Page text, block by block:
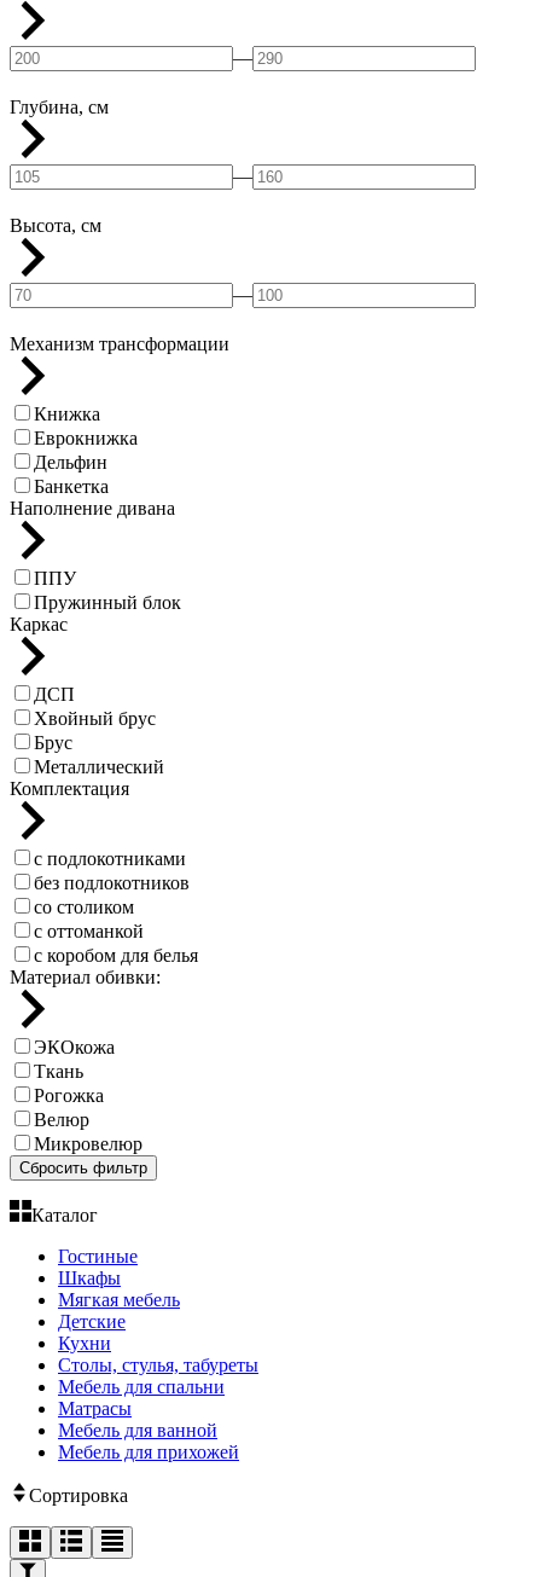
—
Глубина, см
—
Высота, см
—
Механизм трансформации
Книжка
Еврокнижка
Дельфин
Банкетка
Наполнение дивана
ППУ
Пружинный блок
Каркас
ДСП
Хвойный брус
Брус
Металлический
Комплектация
с подлокотниками
без подлокотников
со столиком
с оттоманкой
с коробом для белья
Материал обивки:
ЭКОкожа
Ткань
Рогожка
Велюр
Микровелюр
Сбросить фильтр
Каталог
Гостиные
Шкафы
Мягкая мебель
Детские
Кухни
Столы, стулья, табуреты
Мебель для спальни
Матрасы
Мебель для ванной
Мебель для прихожей
Сортировка